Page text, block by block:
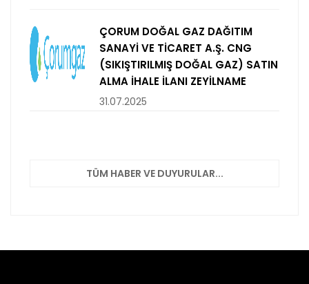
ÇORUM DOĞAL GAZ DAĞITIM
SANAYİ VE TİCARET A.Ş. CNG
(SIKIŞTIRILMIŞ DOĞAL GAZ) SATIN
ALMA İHALE İLANI ZEYİLNAME
31.07.2025
TÜM HABER VE DUYURULAR...